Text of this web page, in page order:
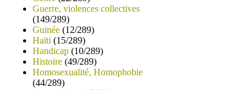
Guerre, violences collectives
(149/289)
Guinée (12/289)
Haïti (15/289)
Handicap (10/289)
Histoire (49/289)
Homosexualité, Homophobie
(44/289)